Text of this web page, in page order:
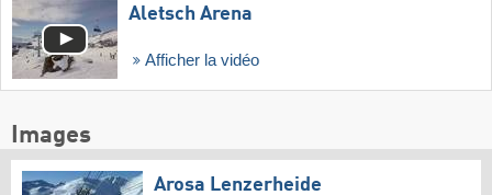
Aletsch Arena
Afficher la vidéo
Images
Arosa Lenzerheide